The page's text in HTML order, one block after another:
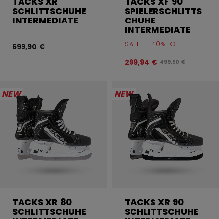
SCHLITTSCHUHE
INTERMEDIATE
699,90 €
SPIELERSCHLITTS
CHUHE
INTERMEDIATE
SALE - 40% OFF
299,94 € Originalpreis vor
499,90 €
NEW
TACKS XR 80
SCHLITTSCHUHE
NEW
TACKS XR 90
SCHLITTSCHUHE